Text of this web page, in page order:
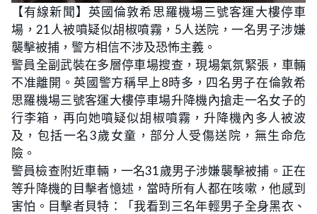
【有線新聞】英國倫敦希思羅機場三號客運大樓停車
場，21人被噴疑似胡椒噴霧，5人送院，一名男子涉嫌
襲擊被捕，警方相信不涉及恐怖主義。
警員全副武裝在多層停車場搜查，現場氣氛緊張，車輛
不准離開。英國警方稱早上8時多，四名男子在倫敦希
思羅機場三號客運大樓停車場升降機內搶走一名女子的
行李箱，再向她噴疑似胡椒噴霧，升降機內多人被波
及，包括一名3歲女童，部分人受傷送院，無生命危
險。
警員檢查附近車輛，一名31歲男子涉嫌襲擊被捕。正在
等升降機的目擊者憶述，當時所有人都在咳嗽，他感到
害怕。目擊者貝特：「我看到三名年輕男子全身黑衣、